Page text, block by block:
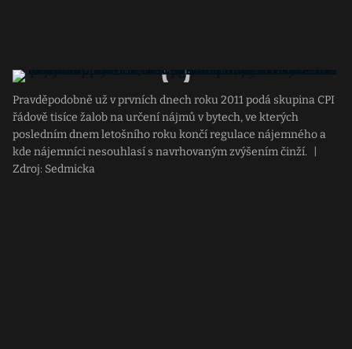
Pravděpodobně už v prvních dnech roku 2011 podá skupina CPI
řádově tisíce žalob na určení nájmů v bytech, ve kterých
posledním dnem letošního roku končí regulace nájemného a
kde nájemníci nesouhlasí s navrhovaným zvýšením činží.
Zdroj: Sedmicka